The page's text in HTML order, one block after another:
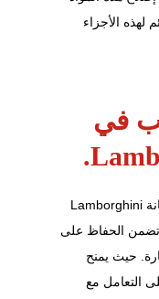
الأجزاء
في
تعتبر الخبرة والتدريب في مركز صيانة Lamborghini
تضمن الحفاظ على
حيث يمنح
التعامل مع